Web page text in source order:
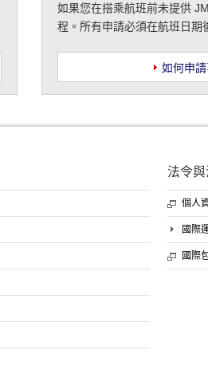
如果您在搭乘航班前未提供
程。所有申請必須在航班日期
如何申
法令
個人
國際
國際